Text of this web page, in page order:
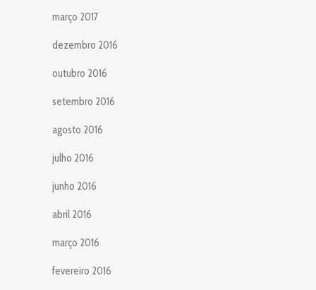
março 2017
dezembro 2016
outubro 2016
setembro 2016
agosto 2016
julho 2016
junho 2016
abril 2016
março 2016
fevereiro 2016